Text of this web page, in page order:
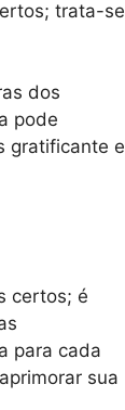
trata-se
dos
pode
gratificante e
certos; é
para cada
sua